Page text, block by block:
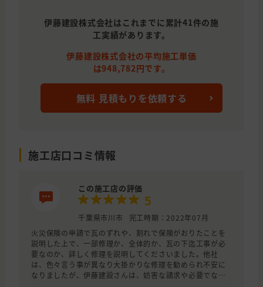
伊藤建設株式会社はこれまでに累計41件の施
工実績があります。
伊藤建設株式会社の平均施工単価
は948,782円です。
無料 見積もりを依頼する
施工店口コミ情報
この施工店の評価
5
千葉県市川市
完工時期：2022年07月
火災保険の申請で瓦のずれや、割れで保険がおりたことを
説明した上で、一部修理か、全体的か、瓦の下迄工事が必
要なのか、詳しく修理を説明してくださいました。他社
は、色々言う事が異なり大掛かりな修理を勧められ不安に
なりましたが、伊藤建設さんは、妨害な請求や必要でない